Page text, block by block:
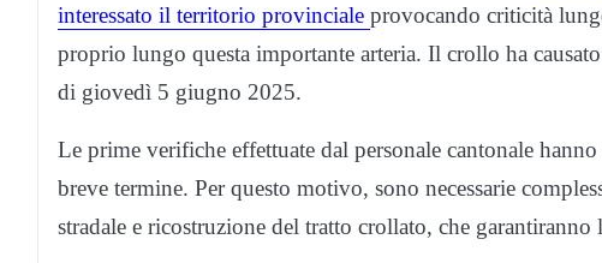
interessato il territorio provinciale provocando criticità
proprio lungo questa importante arteria. Il crollo ha
di giovedì 5 giugno 2025.
Le prime verifiche effettuate dal personale cantonale
breve termine. Per questo motivo, sono necessarie
stradale e ricostruzione del tratto crollato, che garantiranno